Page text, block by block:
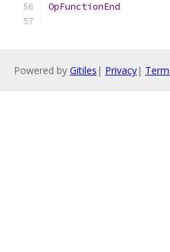
OpFunctionEnd
Powered by Gitiles | Privacy|